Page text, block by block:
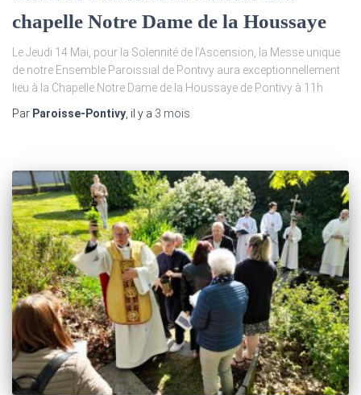
chapelle Notre Dame de la Houssaye
Le Jeudi 14 Mai, pour la Solennité de l’Ascension, la Messe unique
de notre Ensemble Paroissial de Pontivy aura exceptionnellement
lieu à la Chapelle Notre Dame de la Houssaye de Pontivy à 11h.
Par Paroisse-Pontivy , il y a 3 mois